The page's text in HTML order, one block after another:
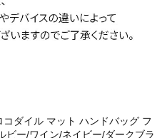
ダイル マット ハンドバッグ フ
ビー/ワイン/ネイビー/ダークブラ